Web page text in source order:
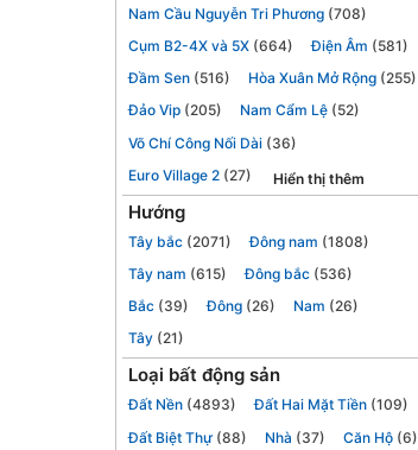
Nam Cầu Nguyễn Tri Phương (708)
Cụm B2-4X và 5X (664) Điện Âm (581)
Đầm Sen (516) Hòa Xuân Mở Rộng (255)
Đảo Vip (205) Nam Cẩm Lệ (52)
Võ Chí Công Nối Dài (36)
Euro Village 2 (27) Hiển thị thêm
Hướng
Tây bắc (2071) Đông nam (1808)
Tây nam (615) Đông bắc (536)
Bắc (39) Đông (26) Nam (26)
Tây (21)
Loại bất động sản
Đất Nền (4893) Đất Hai Mặt Tiền (109)
Đất Biệt Thự (88) Nhà (37) Căn Hộ (6)